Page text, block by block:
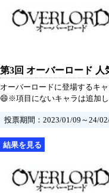
第3回 オーバーロード 人
オーバーロードに登場するキ
😄※項目にないキャラは追加
投票期間：2023/01/09～24/